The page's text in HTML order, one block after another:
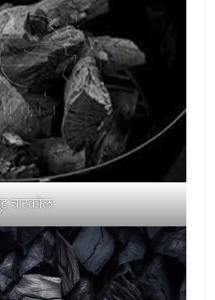
चारकोल